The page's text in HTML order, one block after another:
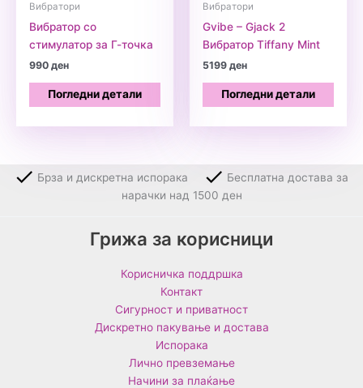
Вибратори
Вибратор со
стимулатор за Г-точка
990ден
Погледни детали
Вибратори
Gvibe – Gjack 2
Вибратор Tiffany Mint
5199ден
Погледни детали
Брза и дискретна испорака
Бесплатна достава за
нарачки над 1500 ден
Грижа за корисници
Корисничка поддршка
Контакт
Сигурност и приватност
Дискретно пакување и достава
Испорака
Лично превземање
Начини за плаќање